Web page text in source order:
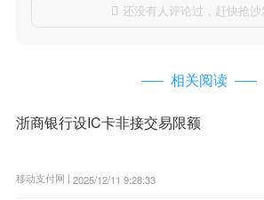
 还没有人评论过，赶快抢沙
相关阅读
浙商银行设IC卡非接交易限额
移动支付网 | 2025/12/11 9:28:33